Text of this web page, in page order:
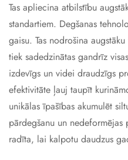
Tas apliecina atbilstību
standartiem. Degšanas
gaisu. Tas nodrošina
tiek sadedzinātas gandrīz
izdevīgs un videi draudzīgs
efektivitāte ļauj taupīt
unikālas īpašības akumulēt
pārdegšanu un nedeformējas
radīta, lai kalpotu daudzus